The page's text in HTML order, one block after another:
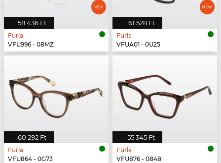
58 436 Ft
Furla
VFU996 - 08MZ
61 528 Ft
Furla
VFUA01 - 0U25
60 292 Ft
Furla
VFU864 - 0G73
55 345 Ft
Furla
VFU876 - 0848